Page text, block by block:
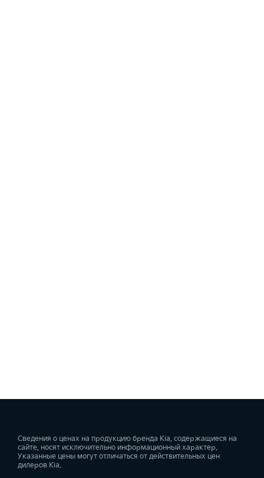
Сведения о ценах на продукцию бренда Kia, содержащиеся на
сайте, носят исключительно информационный характер.
Указанные цены могут отличаться от действительных цен
дилеров Kia.